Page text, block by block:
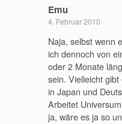
Emu
4. Februar 2010
Naja, selbst wenn
ich dennoch von
oder 2 Monate
sein. Vielleicht
in Japan und
Arbeitet
ja, wäre es ja so